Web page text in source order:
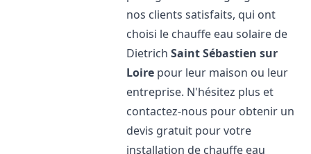
nos clients satisfaits, qui ont
choisi le chauffe eau solaire de
DietrichSaint Sébastien sur
Loire pour leur maison ou leur
entreprise. N'hésitez plus et
contactez-nous pour obtenir un
devis gratuit pour votre
installation de chauffe eau